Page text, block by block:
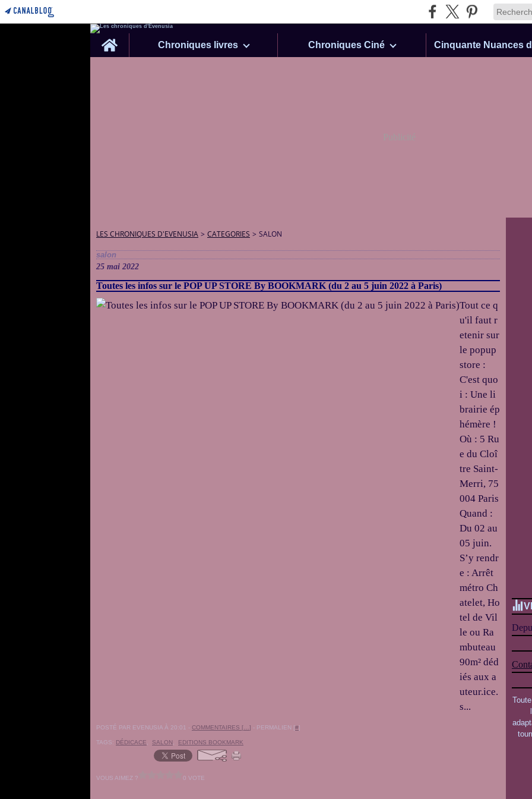
Home
Chroniques livres Chroniques Ciné
Publicité
LES CHRONIQUES D'EVENUSIA > CATEGORIES > SALON
salon
25 mai 2022
Toutes les infos sur le POP UP STORE By BOOKMARK (du 2 au 5 juin 2022 à Paris)
Tout ce q
u'il faut r
etenir sur
le popup
store :
C'est quo
i : Une li
brairie ép
hémère !
Où : 5 Ru
e du Cloî
tre Saint-
Merri, 75
004 Paris
Quand :
Du 02 au
05 juin.
S’y rendr
e : Arrêt
métro Ch
atelet, Ho
tel de Vil
le ou Ra
mbuteau
90m² déd
iés aux a
uteur.ice.
s...
POSTÉ PAR EVENUSIA À 20:01 - COMMENTAIRES [ ] - PERMALIEN [#]
TAGS: DÉDICACE SALON EDITIONS BOOKMARK
VOUS AIMEZ ? 0 VOTE